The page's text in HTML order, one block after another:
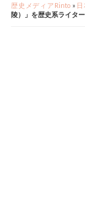
歴史メディアRinto»
陵）」を歴史系ライタ